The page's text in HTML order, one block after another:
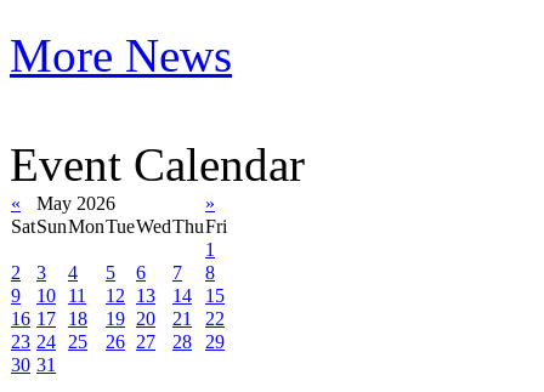
More News
Event Calendar
« May 2026
»
SatSunMonTueWedThuFri
1
2
3 4 5 6 7
8
9
10 11 12 13 14
15
16 17 18 19 20 21
22
23 24 25 26 27 28
29
30 31